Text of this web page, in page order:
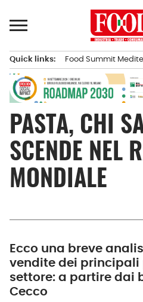
al
principale
Quick links: Food Summit
PASTA, CHI
SCENDE NEL
MONDIALE
Ecco una breve
vendite dei principali
settore: a partire dai
Cecco